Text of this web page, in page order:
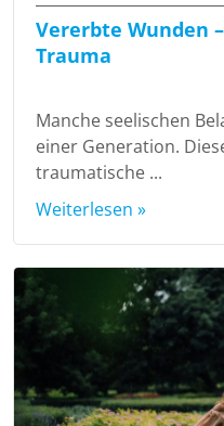
Vererbte Wunden
Trauma
Manche seelischen
einer Generation.
traumatische ...
Weiterlesen »